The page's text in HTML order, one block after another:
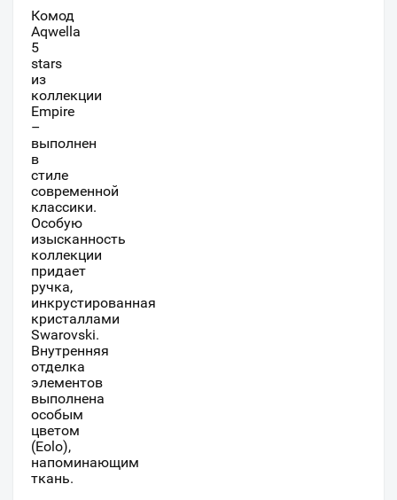
Комод
Aqwella
5
stars
из
коллекции
Empire
–
выполнен
в
стиле
современной
классики.
Особую
изысканность
коллекции
придает
ручка,
инкрустированная
кристаллами
Swarovski.
Внутренняя
отделка
элементов
выполнена
особым
цветом
(Eolo),
напоминающим
ткань.